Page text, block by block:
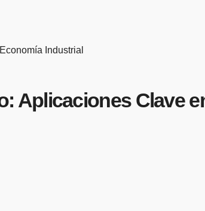
Industrial
Aplicaciones Clave